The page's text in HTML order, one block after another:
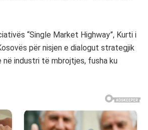
“Single Market Highway”, Kurti i
për nisjen e dialogut strategjik
industri të mbrojtjes, fusha ku